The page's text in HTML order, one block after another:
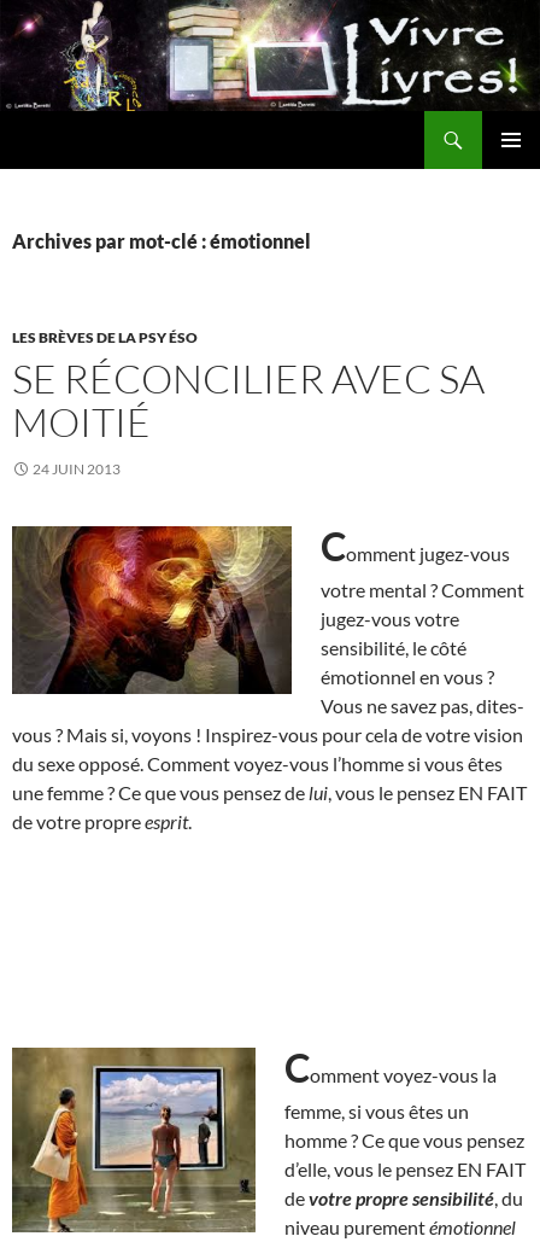
Aller
au
contenu
Archives par mot-clé : émotionnel
LES BRÈVES DE LA PSY ÉSO
SE RÉCONCILIER AVEC SA
MOITIÉ
24 JUIN 2013
Comment jugez-vous
votre mental ? Comment
jugez-vous votre
sensibilité, le côté
émotionnel en vous ?
Vous ne savez pas, dites-
vous ? Mais si, voyons ! Inspirez-vous pour cela de votre vision
du sexe opposé. Comment voyez-vous l’homme si vous êtes
une femme ? Ce que vous pensez de lui , vous le pensez EN FAIT
de votre propreesprit.
Comment voyez-vous la
femme, si vous êtes un
homme ? Ce que vous pensez
d’elle, vous le pensez EN FAIT
devotre propre sensibilité , du
niveau purementémotionnel